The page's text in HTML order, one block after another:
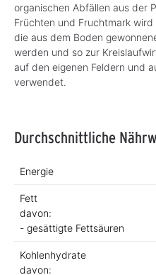
organischen Abfällen aus der
Früchten und Fruchtmark
die aus dem Boden
werden und so zur
auf den eigenen Feldern und
verwendet.
Durchschnittliche
Energie
Fett
davon:
- gesättigte Fettsäuren
Kohlenhydrate
davon: